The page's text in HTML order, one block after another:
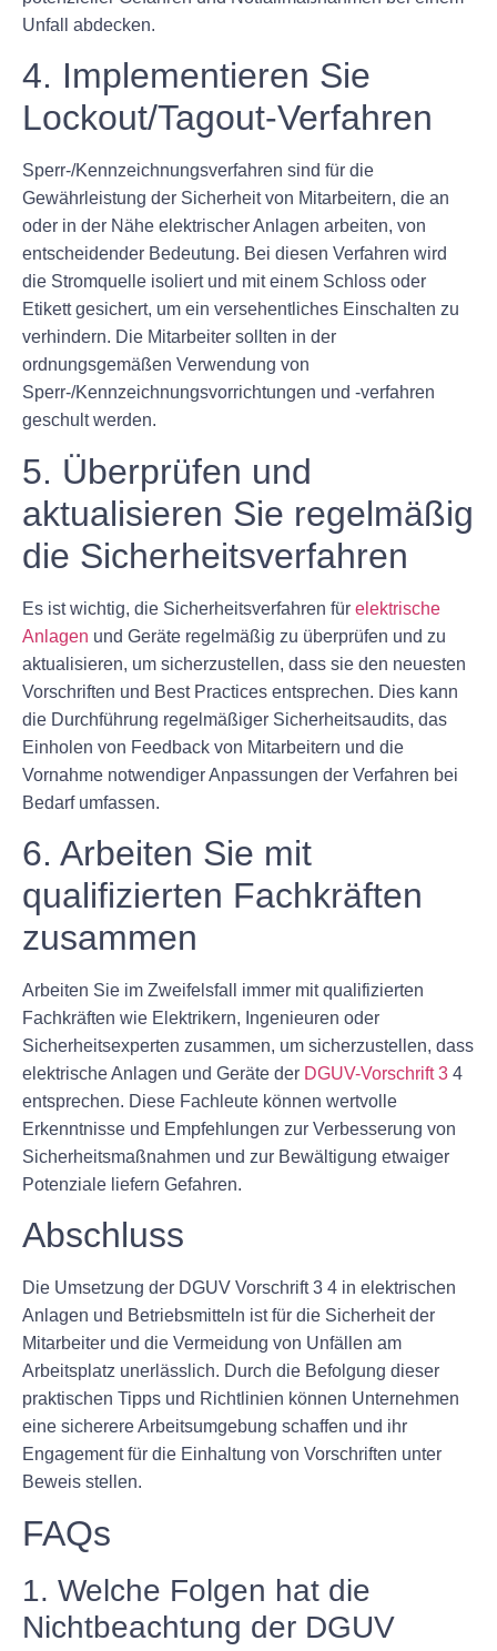
Unfall abdecken.
4. Implementieren Sie
Lockout/Tagout-Verfahren
Sperr-/Kennzeichnungsverfahren sind für die
Gewährleistung der Sicherheit von Mitarbeitern, die an
oder in der Nähe elektrischer Anlagen arbeiten, von
entscheidender Bedeutung. Bei diesen Verfahren wird
die Stromquelle isoliert und mit einem Schloss oder
Etikett gesichert, um ein versehentliches Einschalten zu
verhindern. Die Mitarbeiter sollten in der
ordnungsgemäßen Verwendung von
Sperr-/Kennzeichnungsvorrichtungen und -verfahren
geschult werden.
5. Überprüfen und
aktualisieren Sie regelmäßig
die Sicherheitsverfahren
Es ist wichtig, die Sicherheitsverfahren für elektrische
Anlagen und Geräte regelmäßig zu überprüfen und zu
aktualisieren, um sicherzustellen, dass sie den neuesten
Vorschriften und Best Practices entsprechen. Dies kann
die Durchführung regelmäßiger Sicherheitsaudits, das
Einholen von Feedback von Mitarbeitern und die
Vornahme notwendiger Anpassungen der Verfahren bei
Bedarf umfassen.
6. Arbeiten Sie mit
qualifizierten Fachkräften
zusammen
Arbeiten Sie im Zweifelsfall immer mit qualifizierten
Fachkräften wie Elektrikern, Ingenieuren oder
Sicherheitsexperten zusammen, um sicherzustellen, dass
elektrische Anlagen und Geräte der DGUV-Vorschrift 3 4
entsprechen. Diese Fachleute können wertvolle
Erkenntnisse und Empfehlungen zur Verbesserung von
Sicherheitsmaßnahmen und zur Bewältigung etwaiger
Potenziale liefern Gefahren.
Abschluss
Die Umsetzung der DGUV Vorschrift 3 4 in elektrischen
Anlagen und Betriebsmitteln ist für die Sicherheit der
Mitarbeiter und die Vermeidung von Unfällen am
Arbeitsplatz unerlässlich. Durch die Befolgung dieser
praktischen Tipps und Richtlinien können Unternehmen
eine sicherere Arbeitsumgebung schaffen und ihr
Engagement für die Einhaltung von Vorschriften unter
Beweis stellen.
FAQs
1. Welche Folgen hat die
Nichtbeachtung der DGUV